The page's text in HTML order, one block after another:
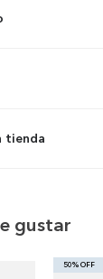
tienda
gustar
50% OFF